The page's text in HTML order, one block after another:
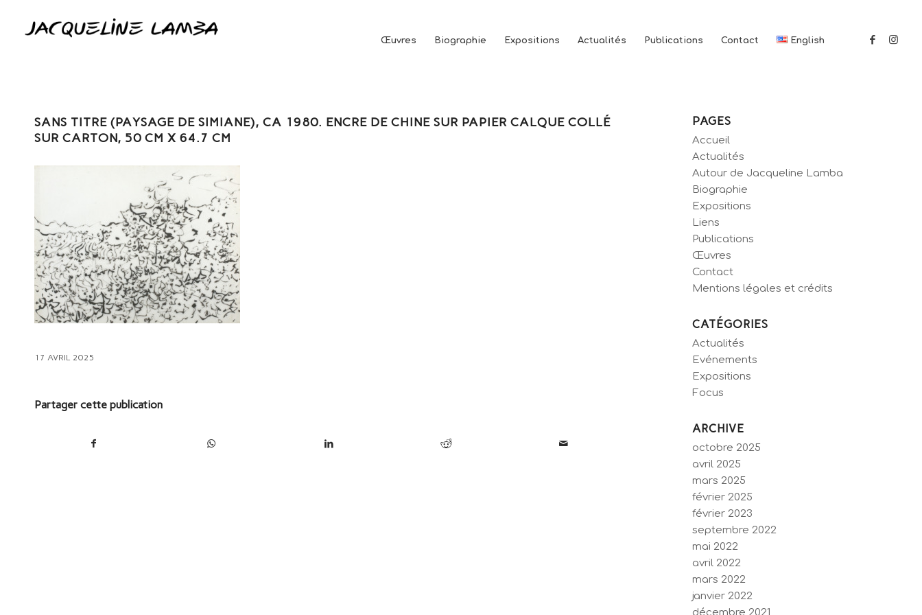
Œuvres Biographie Expositions Actualités Publications Contact English
SANS TITRE (PAYSAGE DE SIMIANE), CA 1980. ENCRE DE CHINE SUR PAPIER CALQUE COLLÉ
SUR CARTON, 50 CM X 64.7 CM
17 AVRIL 2025
Partager cette publication
PAGES
Accueil
Actualités
Autour de Jacqueline Lamba
Biographie
Expositions
Liens
Publications
Œuvres
Contact
Mentions légales et crédits
CATÉGORIES
Actualités
Evénements
Expositions
Focus
ARCHIVE
octobre 2025
avril 2025
mars 2025
février 2025
février 2023
septembre 2022
mai 2022
avril 2022
mars 2022
janvier 2022
décembre 2021